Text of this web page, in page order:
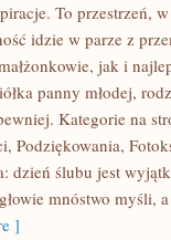
To przestrzeń,
idzie w parze z
jak i
panny młodej,
Kategorie na
Podziękowania,
dzień ślubu jest
mnóstwo myśli,
]